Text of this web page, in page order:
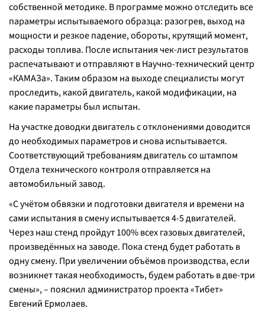
собственной методике. В программе можно отследить все
параметры испытываемого образца: разогрев, выход на
мощности и резкое падение, обороты, крутящий момент,
расходы топлива. После испытания чек-лист результатов
распечатывают и отправляют в Научно-технический центр
«КАМАЗа». Таким образом на выходе специалисты могут
проследить, какой двигатель, какой модификации, на
какие параметры был испытан.
На участке доводки двигатель с отклонениями доводится
до необходимых параметров и снова испытывается.
Соответствующий требованиям двигатель со штампом
Отдела технического контроля отправляется на
автомобильный завод.
«С учётом обвязки и подготовки двигателя и времени на
сами испытания в смену испытывается 4-5 двигателей.
Через наш стенд пройдут 100% всех газовых двигателей,
произведённых на заводе. Пока стенд будет работать в
одну смену. При увеличении объёмов производства, если
возникнет такая необходимость, будем работать в две-три
смены», – пояснил администратор проекта «Тибет»
Евгений Ермолаев.